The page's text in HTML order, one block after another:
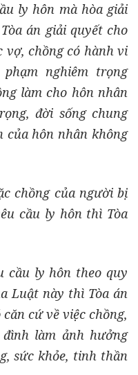
ly hôn mà hòa giải
án giải quyết cho
vợ, chồng có hành vi
nghiêm trọng
làm cho hôn nhân
đời sống chung
của hôn nhân không
chồng của người bị
cầu ly hôn thì Tòa
cầu ly hôn theo quy
Luật này thì Tòa án
cứ về việc chồng,
làm ảnh hưởng
sức khỏe, tinh thần